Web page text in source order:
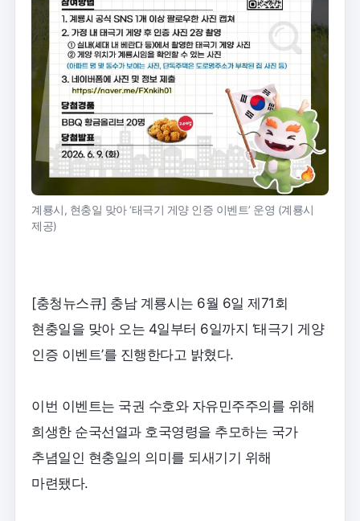
계룡시, 현충일 맞아 ‘태극기 게양 인증 이벤트’ 운영 (계룡시
제공)
[충청뉴스큐] 충남 계룡시는 6월 6일 제71회
현충일을 맞아 오는 4일부터 6일까지 ‘태극기 게양
인증 이벤트’를 진행한다고 밝혔다.
이번 이벤트는 국권 수호와 자유민주주의를 위해
희생한 순국선열과 호국영령을 추모하는 국가
추념일인 현충일의 의미를 되새기기 위해
마련됐다.